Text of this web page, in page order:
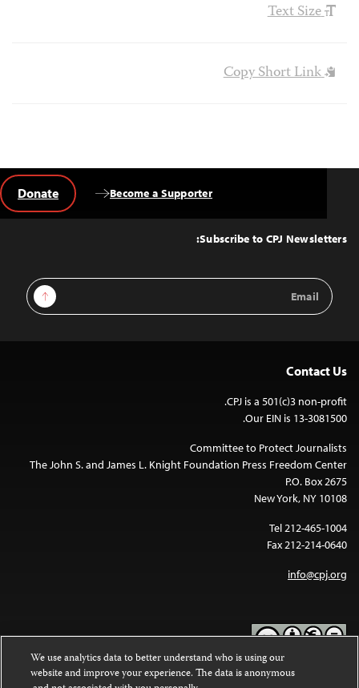
Text Size
Copy Short Link
Top
Subscribe to CPJ Newsletters:
Email
Address
Sign Up
Become a Supporter
Donate
Contact Us
CPJ is a 501(c)3 non-profit.
Our EIN is 13-3081500.
Committee to Protect Journalists
The John S. and James L. Knight Foundation Press Freedom Center
P.O. Box 2675
New York, NY 10108
Tel 212-465-1004
Fax 212-214-0640
info@cpj.org
Except where noted, text on this website is licensed under a
We use analytics data to better understand who is using our
website and improve your experience. The data is anonymous